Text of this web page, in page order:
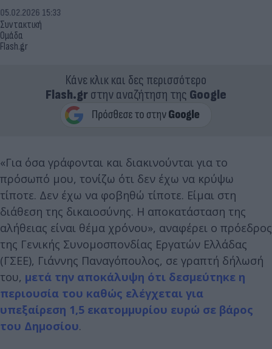
Συντακτική
Ομάδα
Flash.gr
05.02.2026 15:33
Κάνε κλικ και δες περισσότερο
Flash.grστην αναζήτηση της Google
«Για όσα γράφονται και διακινούνται για το
πρόσωπό μου, τονίζω ότι δεν έχω να κρύψω
τίποτε. Δεν έχω να φοβηθώ τίποτε. Είμαι στη
διάθεση της δικαιοσύνης. Η αποκατάσταση της
αλήθειας είναι θέμα χρόνου», αναφέρει ο πρόεδρος
της Γενικής Συνομοσπονδίας Εργατών Ελλάδας
(ΓΣΕΕ), Γιάννης Παναγόπουλος, σε γραπτή δήλωσή
του, μετά την αποκάλυψη ότι δεσμεύτηκε η
περιουσία του καθώς ελέγχεται για
υπεξαίρεση 1,5 εκατομμυρίου ευρώ σε βάρος
του Δημοσίου.